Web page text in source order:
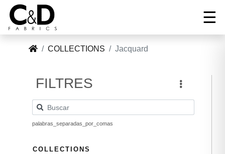
☰
cnd@cndfabrics.com
ACCUEIL
COLLECTIONS
COLLECTIONS Jacquard
FILTRES
palabras_separadas_por_comas
COLLECTIONS